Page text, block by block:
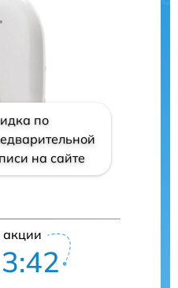
по
на сайте
акции